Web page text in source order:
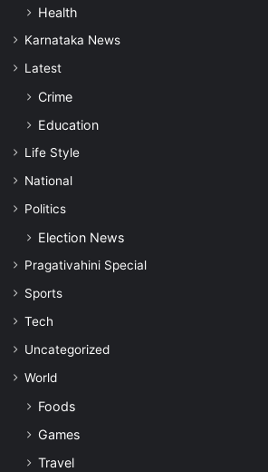
Health
Karnataka News
Latest
Crime
Education
Life Style
National
Politics
Election News
Pragativahini Special
Sports
Tech
Uncategorized
World
Foods
Games
Travel